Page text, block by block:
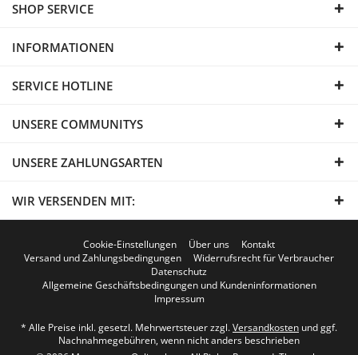
SHOP SERVICE
INFORMATIONEN
SERVICE HOTLINE
UNSERE COMMUNITYS
UNSERE ZAHLUNGSARTEN
WIR VERSENDEN MIT:
Cookie-Einstellungen Über uns
Kontakt
Versand und Zahlungsbedingungen
Widerrufsrecht für Verbraucher
Datenschutz
Allgemeine Geschäftsbedingungen und Kundeninformationen
Impressum
* Alle Preise inkl. gesetzl. Mehrwertsteuer zzgl.Versandkosten und ggf.
Nachnahmegebühren, wenn nicht anders beschrieben